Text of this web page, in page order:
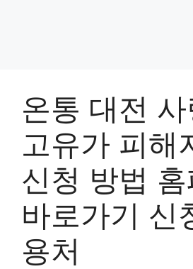
온통 대전
고유가 피해
신청 방법 홈
바로가기 신
용처